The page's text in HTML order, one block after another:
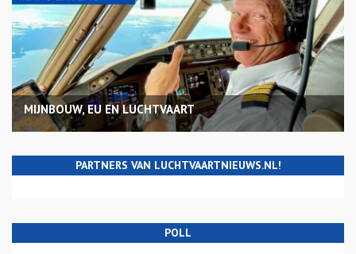
MIJNBOUW, EU EN LUCHTVAART
PARTNERS VAN LUCHTVAARTNIEUWS.NL!
POLL